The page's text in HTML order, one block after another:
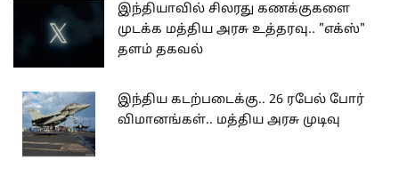
இந்தியாவில் சிலரது கணக்குகளை
முடக்க மத்திய அரசு உத்தரவு.. "எக்ஸ்"
தளம் தகவல்
இந்திய கடற்படைக்கு.. 26 ரபேல் போர்
விமானங்கள்.. மத்திய அரசு முடிவு